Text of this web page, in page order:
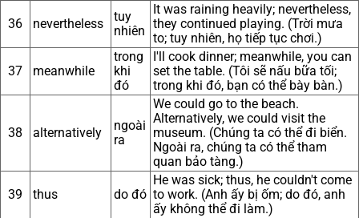
36 nevertheless
tuy
nhiên
It was raining heavily; nevertheless,
they continued playing. (Trời mưa
to; tuy nhiên, họ tiếp tục chơi.)
37 meanwhile
trong
khi
đó
I'll cook dinner; meanwhile, you can
set the table. (Tôi sẽ nấu bữa tối;
trong khi đó, bạn có thể bày bàn.)
38 alternatively
ngoài
ra
We could go to the beach.
Alternatively, we could visit the
museum. (Chúng ta có thể đi biển.
Ngoài ra, chúng ta có thể tham
quan bảo tàng.)
39 thus do đó
He was sick; thus, he couldn't come
to work. (Anh ấy bị ốm; do đó, anh
ấy không thể đi làm.)